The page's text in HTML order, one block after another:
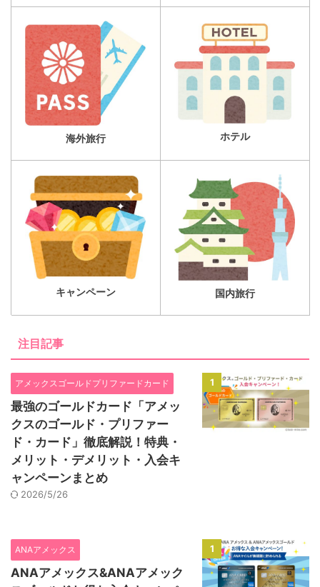
海外旅行 ホテル
キャンペーン 国内旅行
注目記事
1
アメックスゴールドプリファードカード
最強のゴールドカード「アメッ
クスのゴールド・プリファー
ド・カード」徹底解説！特典・
メリット・デメリット・入会キ
ャンペーンまとめ
2026/5/26
1
ANAアメックス
ANAアメックス&ANAアメック